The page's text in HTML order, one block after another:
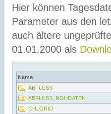
Hier können
Parameter aus den
auch ältere
01.01.2000 als
Name
ABFLUSS
ABFLUSS_ROHDATEN
CHLORID